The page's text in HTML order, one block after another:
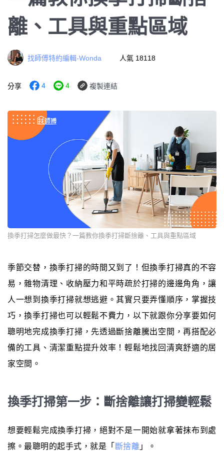
離、工具與重點區域
找師傅特約編輯-Wonda 人氣 18118
分享 4 4 複製連結
換季打掃怎麼做最快？一篇教你換季打掃斷捨離、工具與重點區域
季節交替，換季打掃的時間又到了！但換季打掃真的不容
易，雜物清理、收納壓力和平時疏於打掃的邊邊角角，讓
人一想到換季打掃就想逃避。其實只要弄懂順序，掌握技
巧，換季打掃也可以輕鬆不費力，以下就跟你分享要如何
聰明地完成換季打掃，先透過斷捨離騰出空間，再搭配必
備的工具、清潔重點提升效率！輕鬆地找回清爽舒適的居
家空間。
換季打掃第一步：斷捨離讓打掃變輕鬆
想要輕鬆完成換季打掃，絕對不是一開始就拿著抹布到處
擦。最聰明的起手式，就是「 斷捨離 」。